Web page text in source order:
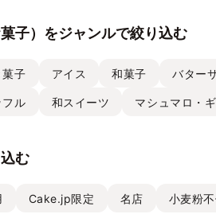
子）をジャンルで絞り込む
菓子 アイス 和菓子 バター
フル 和スイーツ マシュマロ・
む
Cake.jp限定 名店 小麦粉